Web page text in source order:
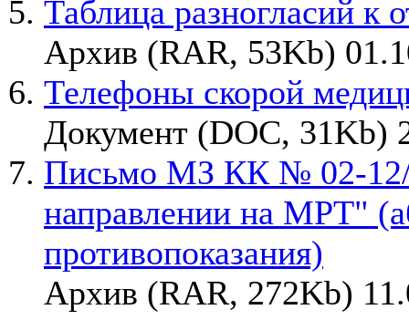
Таблица разногласий к
Архив (RAR, 53Kb)
Телефоны скорой
Документ (DOC, 31Kb)
Письмо МЗ КК № 02-12/
направлении на МРТ"
противопоказания)
Архив (RAR, 272Kb)